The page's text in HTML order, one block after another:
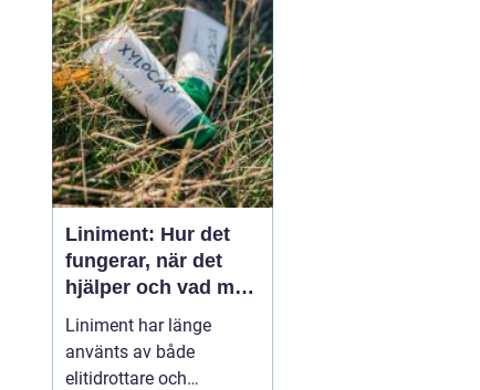
bebis fångarjust den d...
Liniment: Hur det
fungerar, när det
hjälper och vad man
bör tänka på
Liniment har länge
använts av både
elitidrottare och